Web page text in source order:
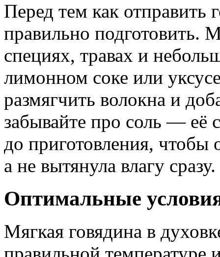
Перед тем как отправить
правильно подготовить.
специях, травах и
лимонном соке или
размягчить волокна и
забывайте про соль — её
до приготовления, чтобы
а не вытянула влагу сразу.
Оптимальные
Мягкая говядина в